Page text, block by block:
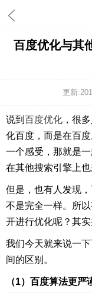
百度优化与其
更新
说到 百度优化 ，很
化百度，而是在百
一个感受，那就是
在其他搜索引擎上也
但是，也有人发现
不是完全一样。所
开进行优化呢？其实
我们今天就来说一
间的区别。
（1）百度算法更严